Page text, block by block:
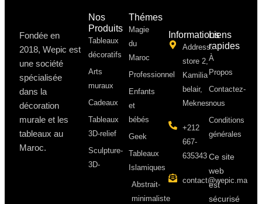
Fondée en
2018, Wepic est
une société
spécialisée
dans la
décoration
murale et les
tableaux au
Maroc.
Nos
Produits
Tableaux
décoratifs
Arts
muraux
Cadeaux
Tableaux
3D-relief
Sculpture-
3D-
Thémes
Magie
du
Maroc
Professionnel
Enfants
et
bébés
Geek
Tableaux
Islamiques
Abstrait-
minimaliste
Informations
Address:
store 2,
Kamilia
belair,
Meknes
+212
667-
635343
contact@wepic.ma
Liens
rapides
À
Propos ​
Contactez-
nous
Conditions
générales
Ce site
web
est
sécurisé